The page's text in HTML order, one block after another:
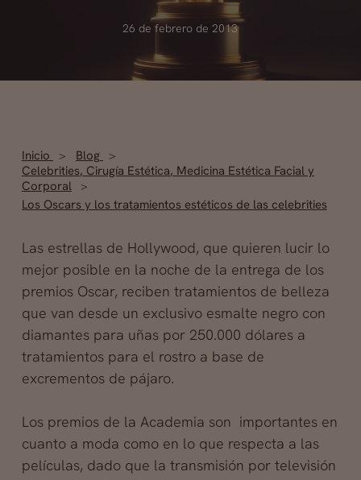
26 de febrero de 2013
Inicio
Blog
Celebrities, Cirugía Estética, Medicina Estética Facial y
Corporal
Los Oscars y los tratamientos estéticos de las celebrities
Las estrellas de Hollywood, que quieren lucir lo
mejor posible en la noche de la entrega de los
premios Oscar, reciben tratamientos de belleza
que van desde un exclusivo esmalte negro con
diamantes para uñas por 250.000 dólares a
tratamientos para el rostro a base de
excrementos de pájaro.
Los premios de la Academia son importantes en
cuanto a moda como en lo que respecta a las
películas, dado que la transmisión por televisión